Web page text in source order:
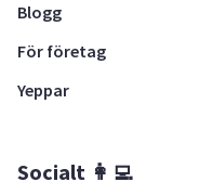
Blogg
För företag
Yeppar
Socialt 👩‍💻